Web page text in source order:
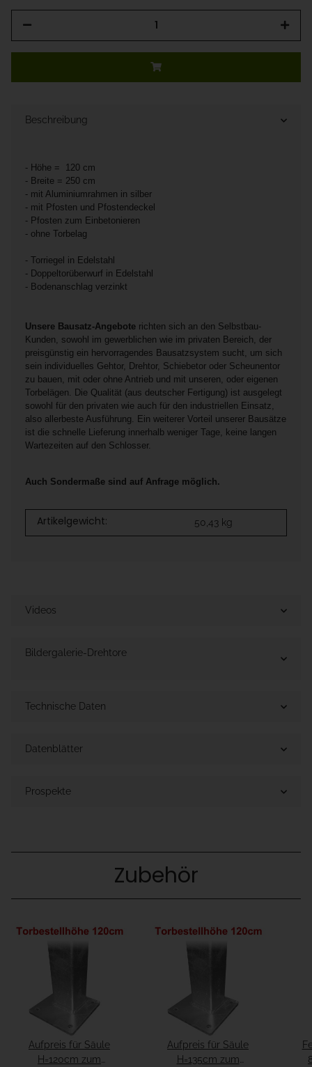
Beschreibung
- Höhe = 120 cm
- Breite = 250 cm
- mit Aluminiumrahmen in silber
- mit Pfosten und Pfostendeckel
- Pfosten zum Einbetonieren
- ohne Torbelag
- Torriegel in Edelstahl
- Doppeltorüberwurf in Edelstahl
- Bodenanschlag verzinkt
Unsere Bausatz-Angebote richten sich an den Selbstbau-
Kunden, sowohl im gewerblichen wie im privaten Bereich, der
preisgünstig ein hervorragendes Bausatzsystem sucht, um sich
sein individuelles Gehtor, Drehtor, Schiebetor oder Scheunentor
zu bauen, mit oder ohne Antrieb und mit unseren, oder eigenen
Torbelägen. Die Qualität (aus deutscher Fertigung) ist ausgelegt
sowohl für den privaten wie auch für den industriellen Einsatz,
also allerbeste Ausführung. Ein weiterer Vorteil unserer Bausätze
ist die schnelle Lieferung innerhalb weniger Tage, keine langen
Wartezeiten auf den Schlosser.
Auch Sondermaße sind auf Anfrage möglich.
Artikelgewicht: 50,43 kg
Videos
Bildergalerie-Drehtore
Technische Daten
Datenblätter
Prospekte
Zubehör
Aufpreis für Säule
H=120cm zum
Aufpreis für Säule
H=135cm zum